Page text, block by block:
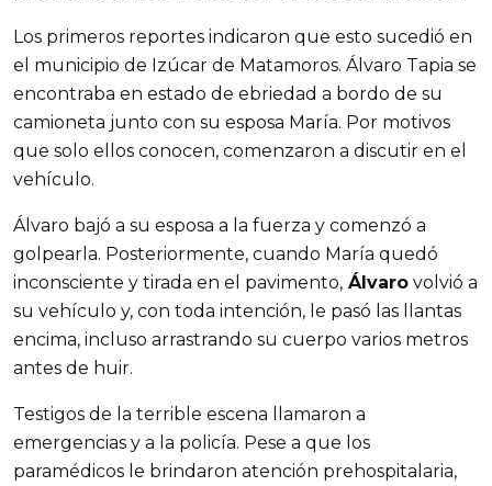
Los primeros reportes indicaron que esto sucedió en
el municipio de Izúcar de Matamoros. Álvaro Tapia se
encontraba en estado de ebriedad a bordo de su
camioneta junto con su esposa María. Por motivos
que solo ellos conocen, comenzaron a discutir en el
vehículo.
Álvaro bajó a su esposa a la fuerza y comenzó a
golpearla. Posteriormente, cuando María quedó
inconsciente y tirada en el pavimento, Álvaro volvió a
su vehículo y, con toda intención, le pasó las llantas
encima, incluso arrastrando su cuerpo varios metros
antes de huir.
Testigos de la terrible escena llamaron a
emergencias y a la policía. Pese a que los
paramédicos le brindaron atención prehospitalaria,